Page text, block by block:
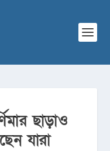
ছাড়াও
যারা